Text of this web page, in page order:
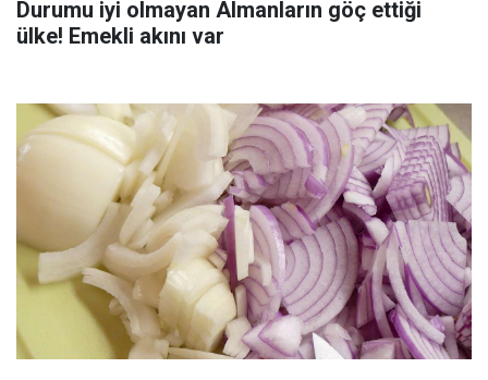
Durumu iyi olmayan Almanların göç ettiği
ülke! Emekli akını var